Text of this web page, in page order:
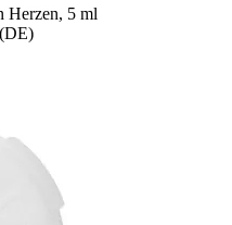
Herzen, 5 ml